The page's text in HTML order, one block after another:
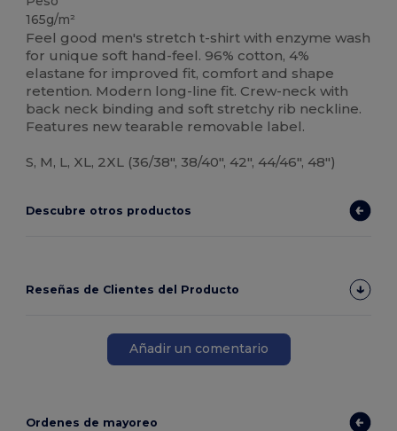
165g/m²
Feel good men's stretch t-shirt with enzyme wash
for unique soft hand-feel. 96% cotton, 4%
elastane for improved fit, comfort and shape
retention. Modern long-line fit. Crew-neck with
back neck binding and soft stretchy rib neckline.
Features new tearable removable label.
S, M, L, XL, 2XL (36/38", 38/40", 42", 44/46", 48")
Descubre otros productos
Reseñas de Clientes del Producto
Añadir un comentario
Ordenes de mayoreo